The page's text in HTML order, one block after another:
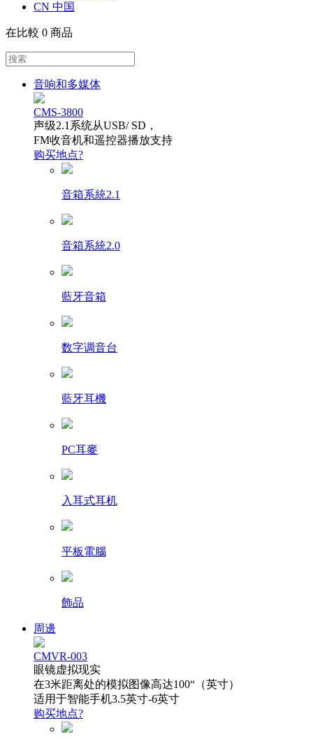
CN 中国
在比較 0 商品
音响和多媒体
CMS-3800
声级2.1系统从USB/ SD，
FM收音机和遥控器播放支持
购买地点?
音箱系統2.1
音箱系統2.0
藍牙音箱
数字调音台
藍牙耳機
PC耳麥
入耳式耳机
平板電腦
飾品
周邊
CMVR-003
眼镜虚拟现实
在3米距离处的模拟图像高达100“（英寸）
适用于智能手机3.5英寸-6英寸
购买地点?